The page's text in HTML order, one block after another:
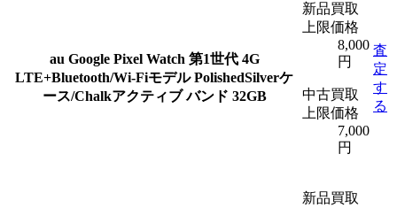
au Google Pixel Watch 第1世代 4G
LTE+Bluetooth/Wi-Fiモデル PolishedSilverケ
ース/Chalkアクティブ バンド 32GB
新品買取
上限価格
8,000
円
中古買取
上限価格
7,000
円
査
定
す
る
新品買取